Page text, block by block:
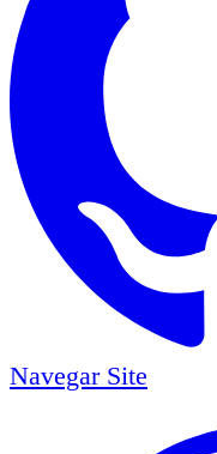
Navegar Site